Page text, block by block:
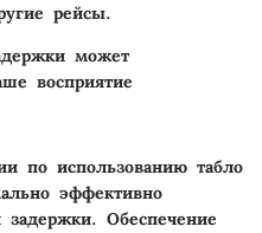
рейсы.
может
восприятие
по использованию табло
эффективно
задержки. Обеспечение